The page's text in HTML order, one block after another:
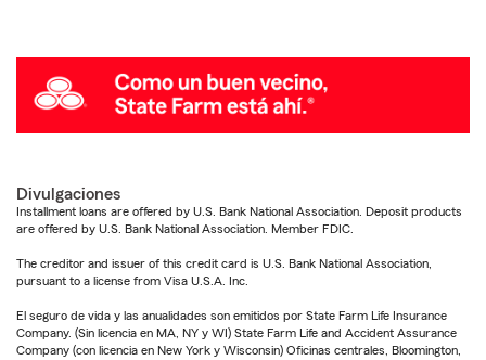
Divulgaciones
Installment loans are offered by U.S. Bank National Association. Deposit products
are offered by U.S. Bank National Association. Member FDIC.
The creditor and issuer of this credit card is U.S. Bank National Association,
pursuant to a license from Visa U.S.A. Inc.
El seguro de vida y las anualidades son emitidos por State Farm Life Insurance
Company. (Sin licencia en MA, NY y WI) State Farm Life and Accident Assurance
Company (con licencia en New York y Wisconsin) Oficinas centrales, Bloomington,